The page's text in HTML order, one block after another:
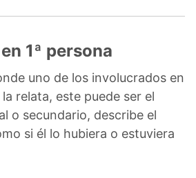
1ª persona
uno de los involucrados en
relata, este puede ser el
o secundario, describe el
si él lo hubiera o estuviera